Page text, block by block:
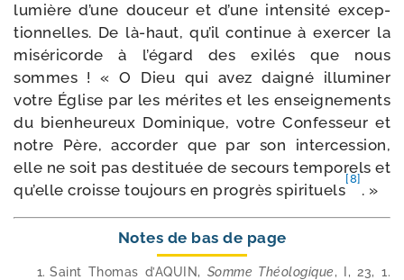
lumière d’une dou­ceur et d’une inten­si­té excep­
tion­nelles. De là-​haut, qu’il conti­nue à exer­cer la
misé­ri­corde à l’égard des exi­lés que nous
sommes ! « O Dieu qui avez dai­gné illu­mi­ner
votre Église par les mérites et les ensei­gne­ments
du bien­heu­reux Dominique, votre Confesseur et
notre Père, accor­der que par son inter­ces­sion,
elle ne soit pas des­ti­tuée de secours tem­po­rels et
qu’elle croisse tou­jours en pro­grès spi­ri­tuels
[8]
. »
Notes de bas de page
Saint Thomas d’AQUIN, Somme Théologique, I, 23, 1.